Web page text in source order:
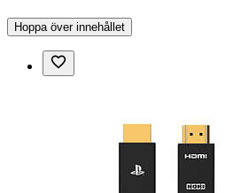
Hoppa över innehållet